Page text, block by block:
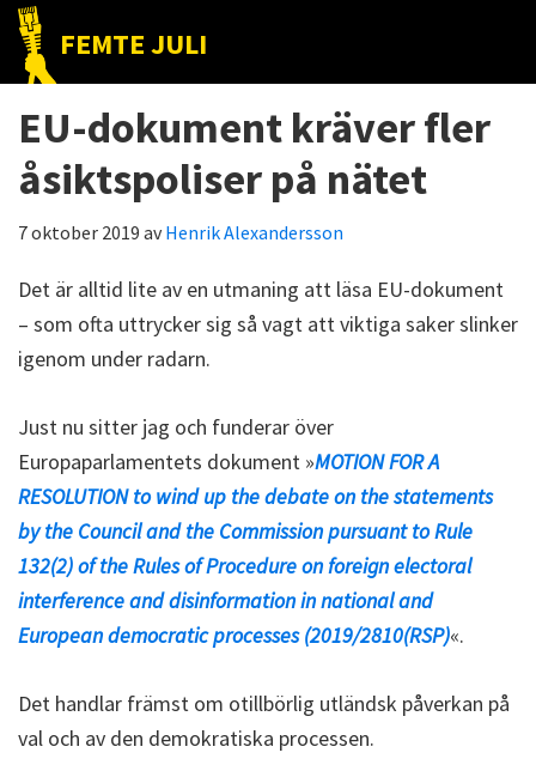
Hoppa
huvudnavigering
Hoppa
huvudinnehåll
Hoppa
det
primära
sidofältet
FEMTE JULI
Nätet
till
folket!
EU-dokument kräver fler
åsiktspoliser på nätet
7 oktober 2019 avHenrik Alexandersson
Det är alltid lite av en utmaning att läsa EU-dokument
– som ofta uttrycker sig så vagt att viktiga saker slinker
igenom under radarn.
Just nu sitter jag och funderar över
Europaparlamentets dokument »MOTION FOR A
RESOLUTION to wind up the debate on the statements
by the Council and the Commission pursuant to Rule
132(2) of the Rules of Procedure on foreign electoral
interference and disinformation in national and
European democratic processes (2019/2810(RSP)«.
Det handlar främst om otillbörlig utländsk påverkan på
val och av den demokratiska processen.